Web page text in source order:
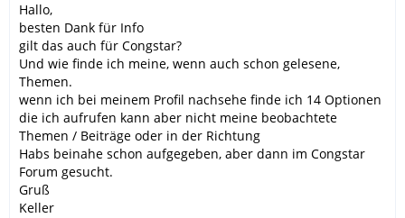
Hallo,
besten Dank für Info
gilt das auch für Congstar?
Und wie finde ich meine, wenn auch schon gelesene,
Themen.
wenn ich bei meinem Profil nachsehe finde ich 14 Optionen
die ich aufrufen kann aber nicht meine beobachtete
Themen / Beiträge oder in der Richtung
Habs beinahe schon aufgegeben, aber dann im Congstar
Forum gesucht.
Gruß
Keller